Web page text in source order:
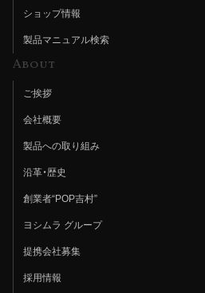
ショップ情報
製品マニュアル検索
About
ご挨拶
会社概要
製品への取り組み
沿革・歴史
創業者“POP吉村”
ヨシムラ グループ
提携会社募集
採用情報